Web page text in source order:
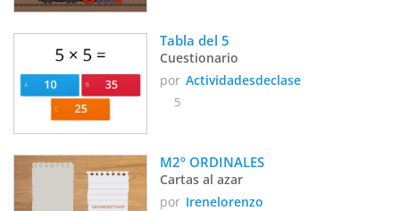
Tabla del 5
Cuestionario
por Actividadesdeclase
5
M2º ORDINALES
Cartas al azar
por Irenelorenzo